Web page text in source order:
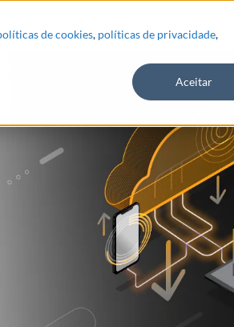
de cookies, políticas de privacidade,
Aceitar